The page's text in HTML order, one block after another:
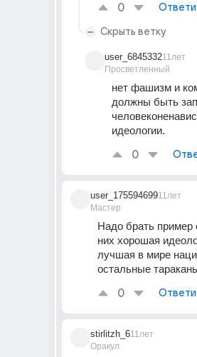
0
Скрыть ветку
user_6845332
Просветленный
11лет
нет фашизм и
должны быть
идеологии.
0
user_175594699
Мастер
11лет
Надо брать пример
них хорошая
лучшая в мире
остальные
0
stirlitzh_6
Оракул
11лет